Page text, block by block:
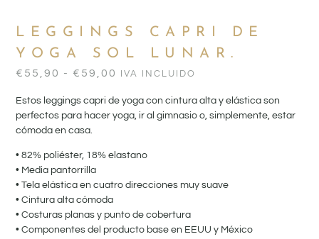
LEGGINGS CAPRI DE
YOGA SOL LUNAR.
€ 55,90 - € 59,00 IVA INCLUIDO
Estos leggings capri de yoga con cintura alta y elástica son
perfectos para hacer yoga, ir al gimnasio o, simplemente, estar
cómoda en casa.
• 82% poliéster, 18% elastano
• Media pantorrilla
• Tela elástica en cuatro direcciones muy suave
• Cintura alta cómoda
• Costuras planas y punto de cobertura
• Componentes del producto base en EEUU y México